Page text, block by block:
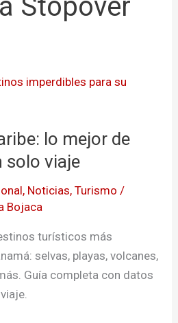
Stopover
lo mejor de
solo viaje
, Noticias,Turismo /
Bojaca
turísticos más
selvas, playas, volcanes,
Guía completa con datos